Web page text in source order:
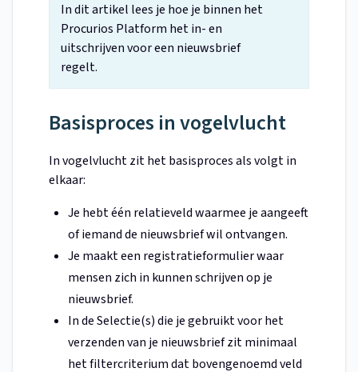
In dit artikel lees je hoe je binnen het
Procurios Platform het in- en
uitschrijven voor een nieuwsbrief
regelt.
Basisproces in vogelvlucht
In vogelvlucht zit het basisproces als volgt in
elkaar:
Je hebt één relatieveld waarmee je aangeeft
of iemand de nieuwsbrief wil ontvangen.
Je maakt een registratieformulier waar
mensen zich in kunnen schrijven op je
nieuwsbrief.
In de Selectie(s) die je gebruikt voor het
verzenden van je nieuwsbrief zit minimaal
het filtercriterium dat bovengenoemd veld